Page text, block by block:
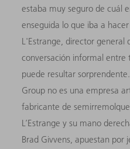
estaba muy seguro de cuál
enseguida lo que iba a
L'Estrange, director general
conversación informal entre
puede resultar
Group no es una empresa
fabricante de
L’Estrange y su mano
Brad Givvens, apuestan por